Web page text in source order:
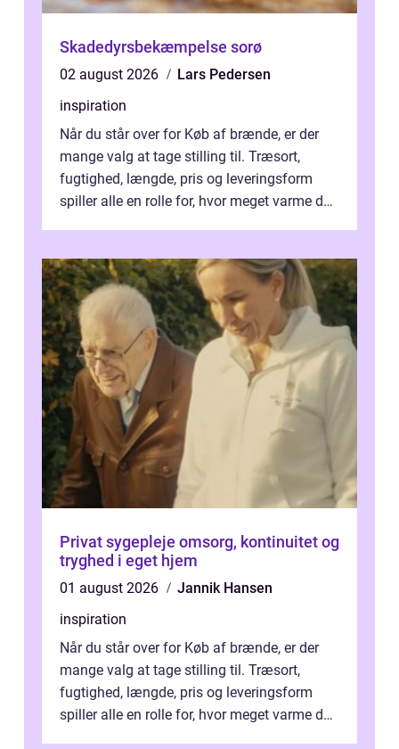
Skadedyrsbekæmpelse sorø
02 august 2026
Lars Pedersen
inspiration
Når du står over for Køb af brænde, er der
mange valg at tage stilling til. Træsort,
fugtighed, længde, pris og leveringsform
spiller alle en rolle for, hvor meget varme du
Privat sygepleje omsorg, kontinuitet og
tryghed i eget hjem
01 august 2026
Jannik Hansen
inspiration
Når du står over for Køb af brænde, er der
mange valg at tage stilling til. Træsort,
fugtighed, længde, pris og leveringsform
spiller alle en rolle for, hvor meget varme du